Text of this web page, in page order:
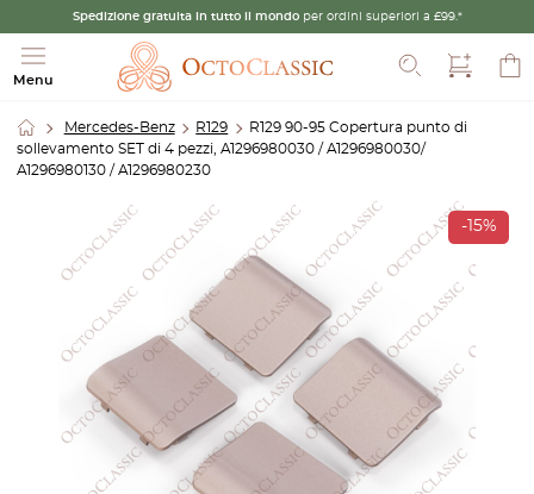
Spedizione gratuita in tutto il mondo per ordini superiori a £99.*
Menu
Cerca
Mercedes-Benz R129
R129 90-95 Copertura punto di
sollevamento SET di 4 pezzi, A1296980030 / A1296980030/
A1296980130 / A1296980230
-15%